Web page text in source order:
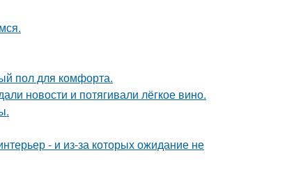
пол для комфорта.
новости и потягивали лёгкое вино.
- и из-за которых ожидание не